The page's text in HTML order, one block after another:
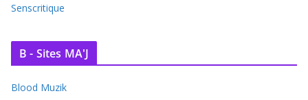
Senscritique
B - Sites MA'J
Blood Muzik